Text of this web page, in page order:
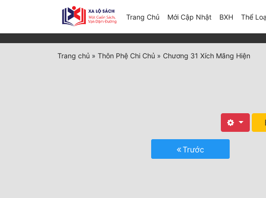
Trang Chủ Mới Cập Nhật(current)
BXH Thể
Trang chủ » Thôn Phệ Chi Chủ » Chương 31 Xích Mãng Hiện
Trước